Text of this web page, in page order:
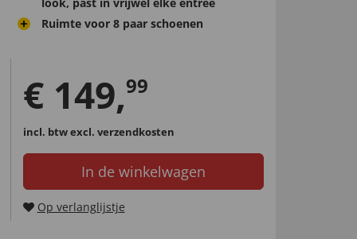
Ruimte voor 8 paar schoenen
€ 149,99
incl. btwexcl. verzendkosten
In de winkelwagen
Op verlanglijstje